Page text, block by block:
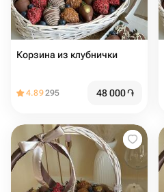
Корзина из клубнички
4.89295 48 000֏